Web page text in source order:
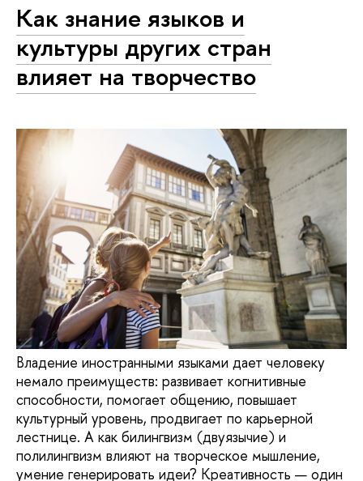
Как знание языков и
культуры других стран
влияет на творчество
Владение иностранными языками дает человеку
немало преимуществ: развивает когнитивные
способности, помогает общению, повышает
культурный уровень, продвигает по карьерной
лестнице. А как билингвизм (двуязычие) и
полилингвизм влияют на творческое мышление,
умение генерировать идеи? Креативность — один